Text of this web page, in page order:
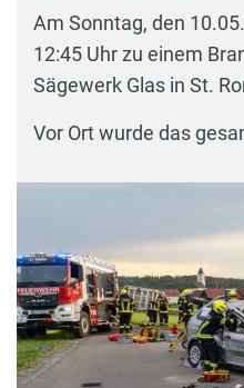
Am Sonntag, den
12:45 Uhr zu einem
Sägewerk Glas in St.
Vor Ort wurde das